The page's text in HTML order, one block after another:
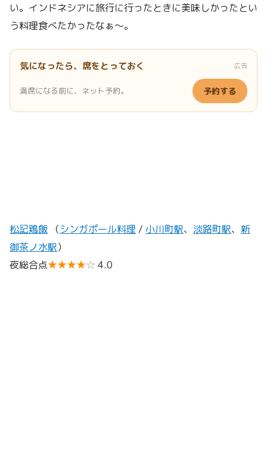
い。インドネシアに旅行に行ったときに美味しかったとい
う料理食べたかったなぁ〜。
気になったら、席をとっておく 広告
満席になる前に、ネット予約。 予約する
松記鶏飯 （シンガポール料理 / 小川町駅、 淡路町駅、 新
御茶ノ水駅）
夜総合点★★★★☆ 4.0